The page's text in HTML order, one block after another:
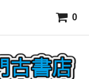
0